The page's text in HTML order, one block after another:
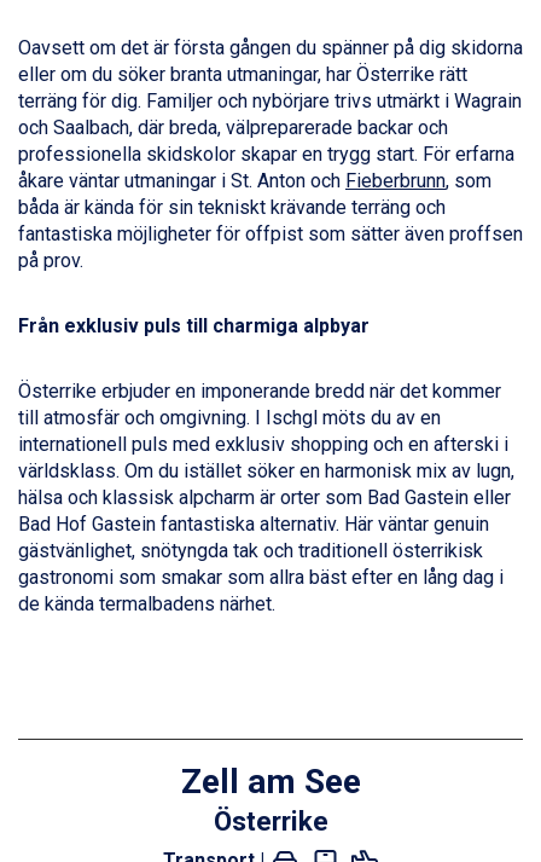
Livigno från 5.595 kr.
Ponte di Legno från 7.395 kr.
Sauze dOulx från 6.145 kr.
Alleghe från 8.545 kr.
Bad Gastein från 6.295 kr.
Arabba från 11.045 kr.
La Thuile från 7.045 kr.
Cervinia från 8.245 kr.
Passo Tonale från 5.895 kr.
Bad Hofgastein från 8.595 kr.
Sestriere från 6.945 kr.
Wagrain från 7.095 kr.
Fieberbrunn från 9.645 kr.
Ischgl från 11.295 kr.
Val Thorens från 8.395 kr.
St. Anton från 11.245 kr.
Zell am See från 6.295 kr.
Canazei från 7.195 kr.
Livigno från 5.595 kr.
Cervinia från 8.245 kr.
Passo Tonale från 5.895 kr.
Sölden från 12.995 kr.
Oavsett om det är första gången du spänner på dig skidorna
eller om du söker branta utmaningar, har Österrike rätt
terräng för dig. Familjer och nybörjare trivs utmärkt i Wagrain
och Saalbach, där breda, välpreparerade backar och
professionella skidskolor skapar en trygg start. För erfarna
åkare väntar utmaningar i St. Anton och Fieberbrunn, som
båda är kända för sin tekniskt krävande terräng och
fantastiska möjligheter för offpist som sätter även proffsen
på prov.
Från exklusiv puls till charmiga alpbyar
Österrike erbjuder en imponerande bredd när det kommer
till atmosfär och omgivning. I Ischgl möts du av en
internationell puls med exklusiv shopping och en afterski i
världsklass. Om du istället söker en harmonisk mix av lugn,
hälsa och klassisk alpcharm är orter som Bad Gastein eller
Bad Hof Gastein fantastiska alternativ. Här väntar genuin
gästvänlighet, snötyngda tak och traditionell österrikisk
gastronomi som smakar som allra bäst efter en lång dag i
de kända termalbadens närhet.
Zell am See
Österrike